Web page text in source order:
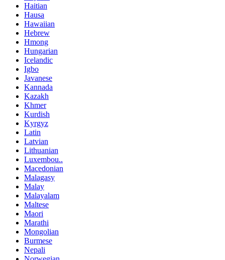
Haitian
Hausa
Hawaiian
Hebrew
Hmong
Hungarian
Icelandic
Igbo
Javanese
Kannada
Kazakh
Khmer
Kurdish
Kyrgyz
Latin
Latvian
Lithuanian
Luxembou..
Macedonian
Malagasy
Malay
Malayalam
Maltese
Maori
Marathi
Mongolian
Burmese
Nepali